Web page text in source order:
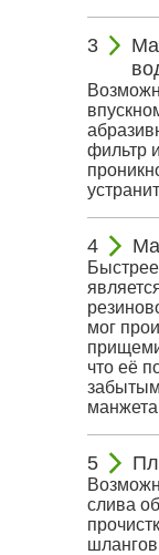
фильтр
мог
что её
слива